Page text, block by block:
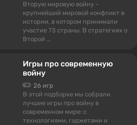
Вторую мировую войну -
крупнейший мировой конфликт в
истории, в котором принимали
участие 73 страны. В стратегиях о
Второй ...
Игры про современную
войну
26 игр
В этой подборке мы собрали
лучшие игры про войну в
современном мире: с
технологиями, гаджетами и